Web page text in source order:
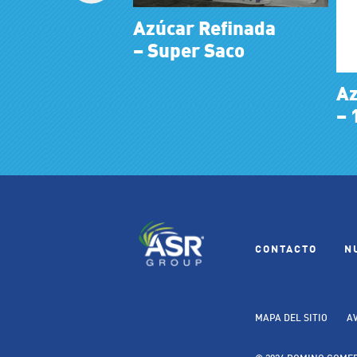
Azúcar Refinada
– Super Saco
–
CONTACTO
MAPA DEL SITIO